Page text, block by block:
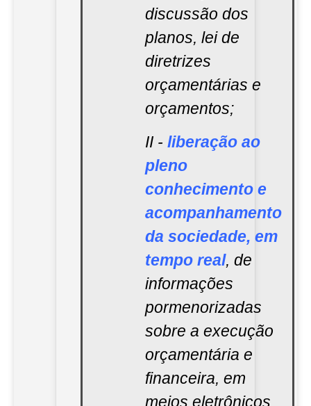
discussão dos
planos, lei de
diretrizes
orçamentárias e
orçamentos;
II - liberação ao
pleno
conhecimento e
acompanhamento
da sociedade, em
tempo real, de
informações
pormenorizadas
sobre a execução
orçamentária e
financeira, em
meios eletrônicos